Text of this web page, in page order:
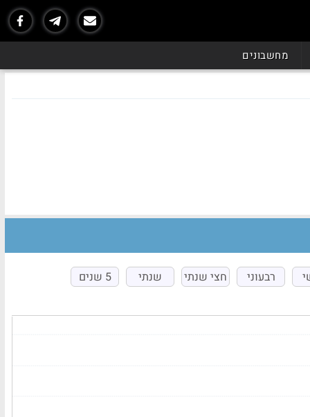
מחשבונים
רבעוני חצי שנתי שנתי 5 שנים